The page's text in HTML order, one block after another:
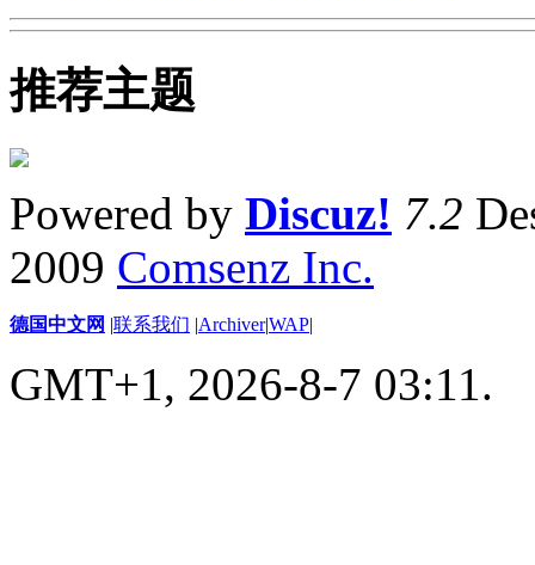
推荐主题
Powered by Discuz! 7.2
2009 Comsenz Inc.
德国中文网 |联系我们 |Archiver|WAP|
GMT+1, 2026-8-7 03:11.